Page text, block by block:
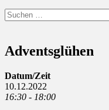
Suchen
Suchen
nach:
Adventsglühen
Datum/Zeit
10.12.2022
16:30 - 18:00